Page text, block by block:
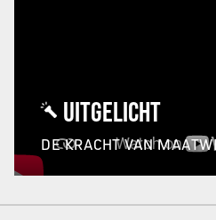
UITGELICHT
DE KRACHT VAN